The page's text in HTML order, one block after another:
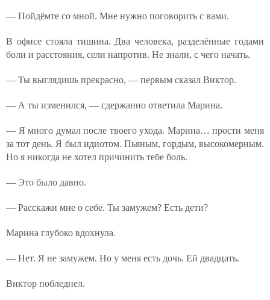
— Пойдёмте со мной. Мне нужно поговорить с вами.
В офисе стояла тишина. Два человека, разделённые годами
боли и расстояния, сели напротив. Не знали, с чего начать.
— Ты выглядишь прекрасно, — первым сказал Виктор.
— А ты изменился, — сдержанно ответила Марина.
— Я много думал после твоего ухода. Марина… прости меня
за тот день. Я был идиотом. Пьяным, гордым, высокомерным.
Но я никогда не хотел причинить тебе боль.
— Это было давно.
— Расскажи мне о себе. Ты замужем? Есть дети?
Марина глубоко вдохнула.
— Нет. Я не замужем. Но у меня есть дочь. Ей двадцать.
Виктор побледнел.